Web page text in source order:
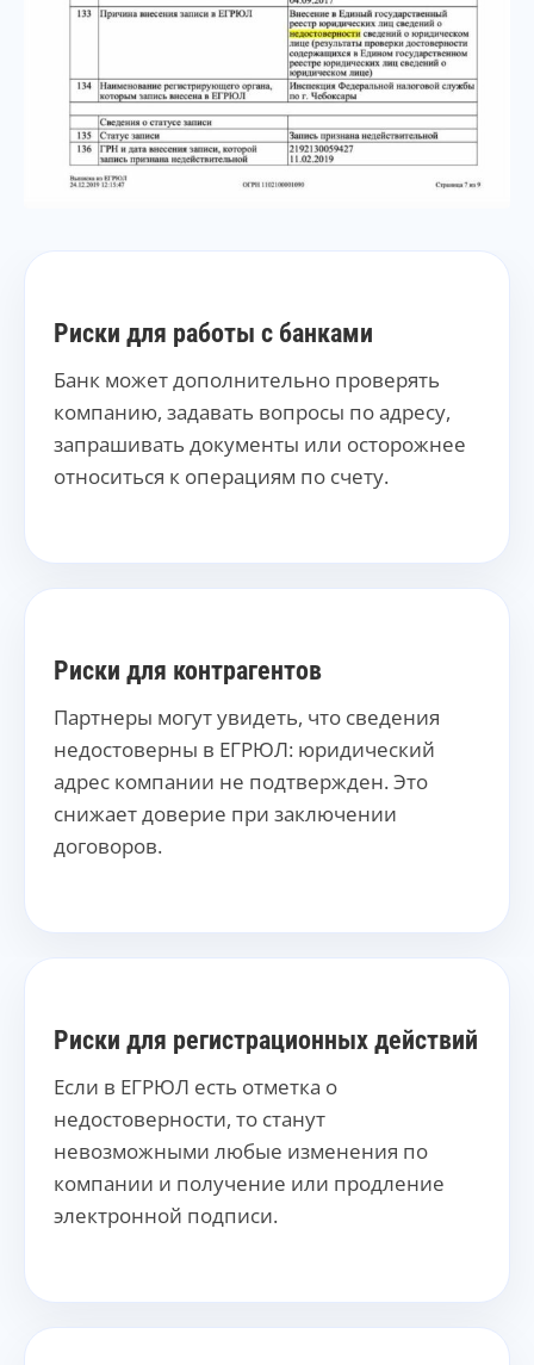
Риски для работы с банками
Банк может дополнительно проверять
компанию, задавать вопросы по адресу,
запрашивать документы или осторожнее
относиться к операциям по счету.
Риски для контрагентов
Партнеры могут увидеть, что сведения
недостоверны в ЕГРЮЛ: юридический
адрес компании не подтвержден. Это
снижает доверие при заключении
договоров.
Риски для регистрационных действий
Если в ЕГРЮЛ есть отметка о
недостоверности, то станут
невозможными любые изменения по
компании и получение или продление
электронной подписи.